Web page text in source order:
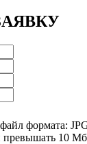
формата:
превышать 10